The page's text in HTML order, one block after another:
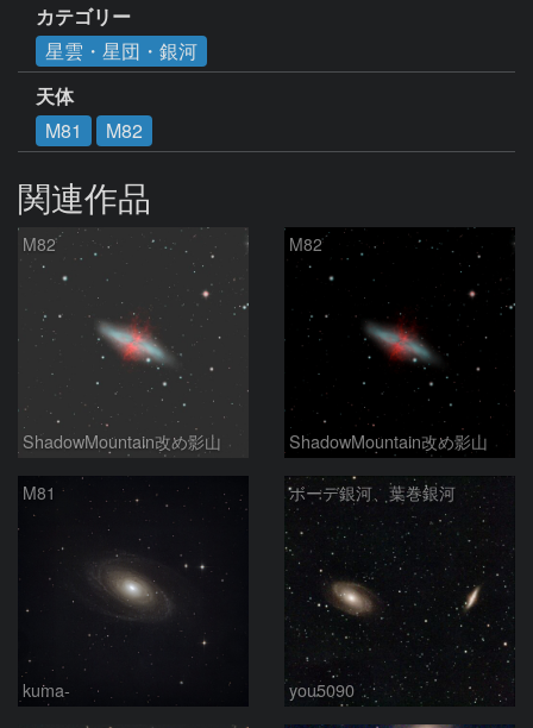
カテゴリー
星雲・星団・銀河
天体
M81
M82
関連作品
M82
ShadowMountain改め影山
M82
ShadowMountain改め影山
M81
kuma-
ボーデ銀河、葉巻銀河
you5090